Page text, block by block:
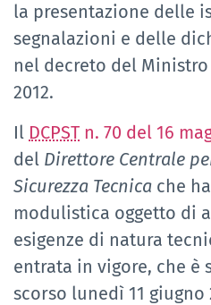
la presentazione delle
segnalazioni e delle
nel decreto del
2012.
Il DCPST n. 70 del 16
del Direttore Centrale
Sicurezza Tecnica che
modulistica oggetto di
esigenze di natura
entrata in vigore, che è
scorso lunedì 11 giugno